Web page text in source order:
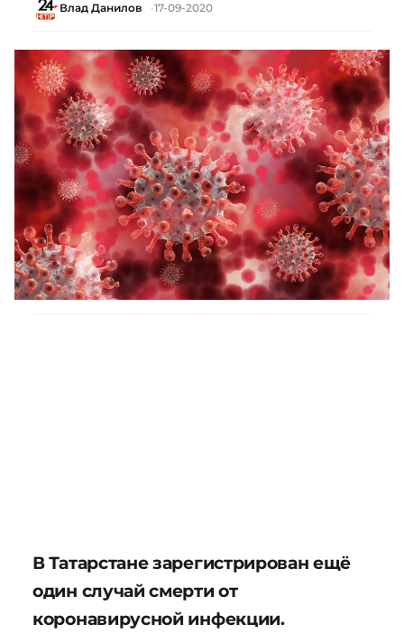
Влад Данилов 17-09-2020
В Татарстане зарегистрирован ещё
один случай смерти от
коронавирусной инфекции.